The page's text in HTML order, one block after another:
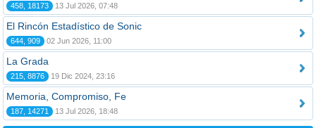
458, 18173 13 Jul 2026, 07:48
El Rincón Estadístico de Sonic
644, 909 02 Jun 2026, 11:00
La Grada
215, 8876 19 Dic 2024, 23:16
Memoria, Compromiso, Fe
187, 14271 13 Jul 2026, 18:48